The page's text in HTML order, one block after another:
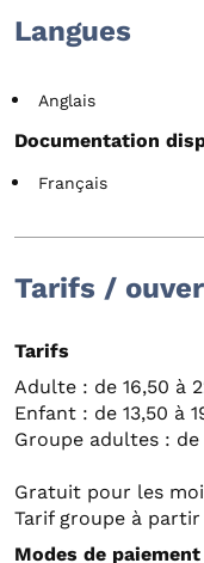
Langues
Anglais
Documentation
Français
Tarifs /
Tarifs
Adulte : de 16,50 à
Enfant : de 13,50 à
Groupe adultes : de
Gratuit pour les
Tarif groupe à partir
Modes de paiement